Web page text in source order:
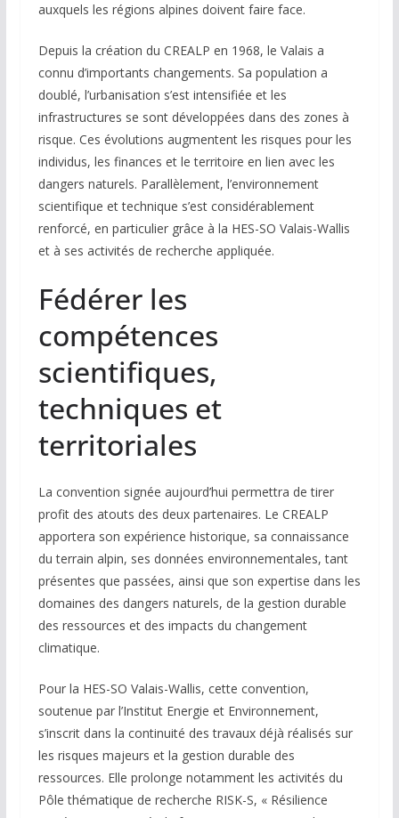
auxquels les régions alpines doivent faire face.
Depuis la création du CREALP en 1968, le Valais a
connu d’importants changements. Sa population a
doublé, l’urbanisation s’est intensifiée et les
infrastructures se sont développées dans des zones à
risque. Ces évolutions augmentent les risques pour les
individus, les finances et le territoire en lien avec les
dangers naturels. Parallèlement, l’environnement
scientifique et technique s’est considérablement
renforcé, en particulier grâce à la HES-SO Valais-Wallis
et à ses activités de recherche appliquée.
Fédérer les
compétences
scientifiques,
techniques et
territoriales
La convention signée aujourd’hui permettra de tirer
profit des atouts des deux partenaires. Le CREALP
apportera son expérience historique, sa connaissance
du terrain alpin, ses données environnementales, tant
présentes que passées, ainsi que son expertise dans les
domaines des dangers naturels, de la gestion durable
des ressources et des impacts du changement
climatique.
Pour la HES-SO Valais-Wallis, cette convention,
soutenue par l’Institut Energie et Environnement,
s’inscrit dans la continuité des travaux déjà réalisés sur
les risques majeurs et la gestion durable des
ressources. Elle prolonge notamment les activités du
Pôle thématique de recherche RISK-S, « Résilience